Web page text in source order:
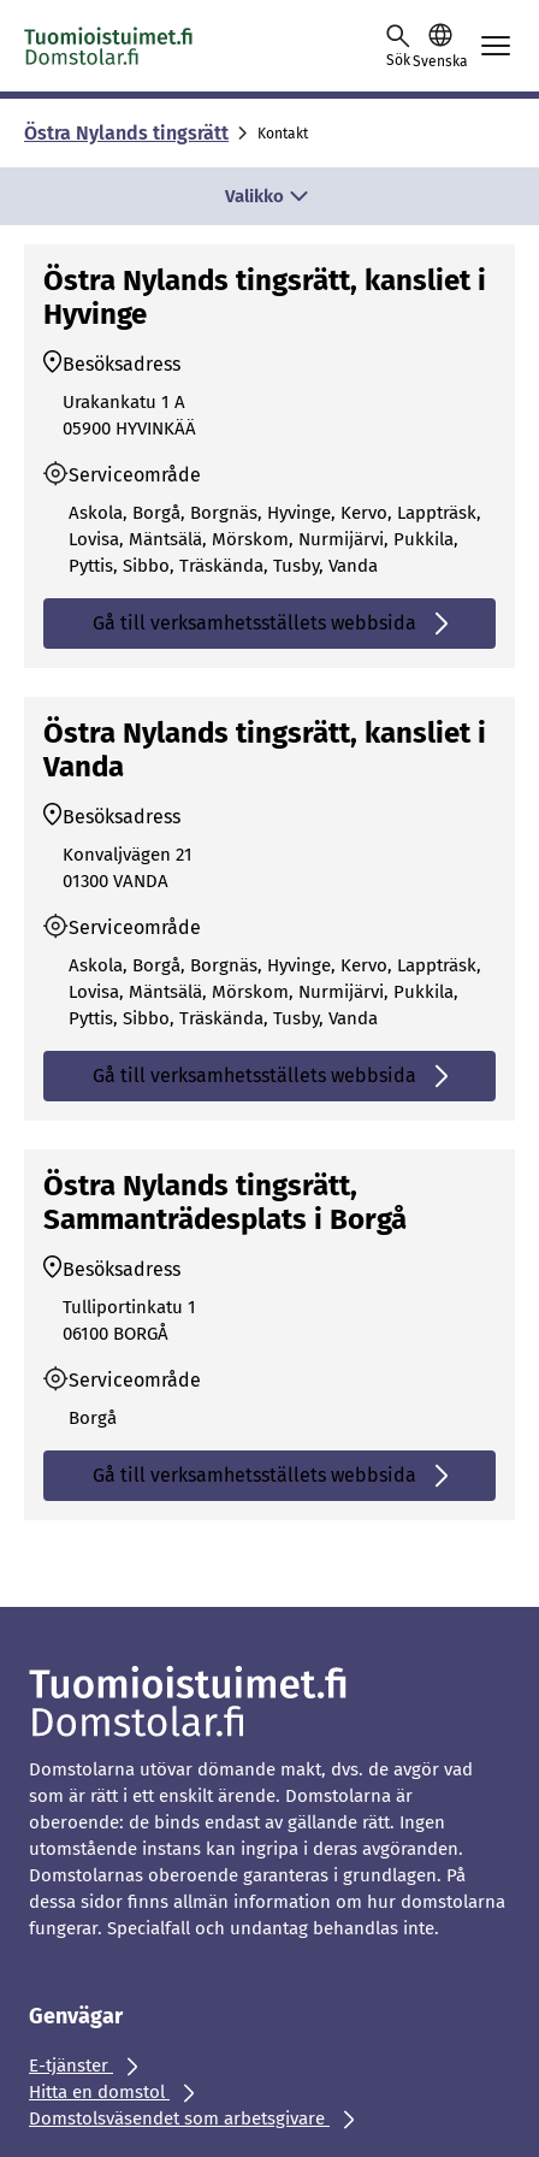
Skip to content -saavutettavuusohje
SökSvenska
Östra Ny­lands tings­rätt Kontakt
Valikko
Östra Nylands tingsrätt, kansliet i
Hyvinge
Besöksadress
Urakankatu 1 A
05900 HYVINKÄÄ
Serviceområde
Askola, Borgå, Borgnäs, Hyvinge, Kervo, Lappträsk,
Lovisa, Mäntsälä, Mörskom, Nurmijärvi, Pukkila,
Pyttis, Sibbo, Träskända, Tusby, Vanda
Gå till verksamhetsställets webbsida
Östra Nylands tingsrätt, kansliet i
Vanda
Besöksadress
Konvaljvägen 21
01300 VANDA
Serviceområde
Askola, Borgå, Borgnäs, Hyvinge, Kervo, Lappträsk,
Lovisa, Mäntsälä, Mörskom, Nurmijärvi, Pukkila,
Pyttis, Sibbo, Träskända, Tusby, Vanda
Gå till verksamhetsställets webbsida
Östra Nylands tingsrätt,
Sammanträdesplats i Borgå
Besöksadress
Tulliportinkatu 1
06100 BORGÅ
Serviceområde
Borgå
Gå till verksamhetsställets webbsida
Domstolarna utövar dömande makt, dvs. de avgör vad
som är rätt i ett enskilt ärende. Domstolarna är
oberoende: de binds endast av gällande rätt. Ingen
utomstående instans kan ingripa i deras avgöranden.
Domstolarnas oberoende garanteras i grundlagen. På
dessa sidor finns allmän information om hur domstolarna
fungerar. Specialfall och undantag behandlas inte.
Genvägar
E-tjänster
Hitta en domstol
Domstolsväsendet som arbetsgivare